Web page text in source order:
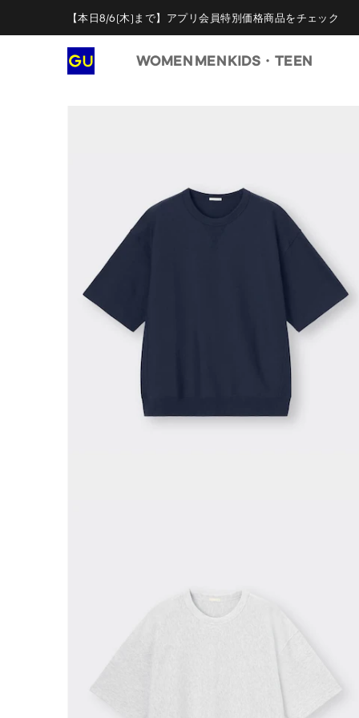
【本日8/6(木)まで】アプリ会員特別価格商品をチェック
WOMEN MENKIDS・TEEN